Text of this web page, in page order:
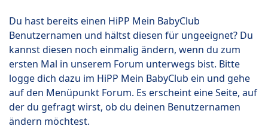
Du hast bereits einen HiPP Mein BabyClub
Benutzernamen und hältst diesen für ungeeignet? Du
kannst diesen noch einmalig ändern, wenn du zum
ersten Mal in unserem Forum unterwegs bist. Bitte
logge dich dazu im HiPP Mein BabyClub ein und gehe
auf den Menüpunkt Forum. Es erscheint eine Seite, auf
der du gefragt wirst, ob du deinen Benutzernamen
ändern möchtest.